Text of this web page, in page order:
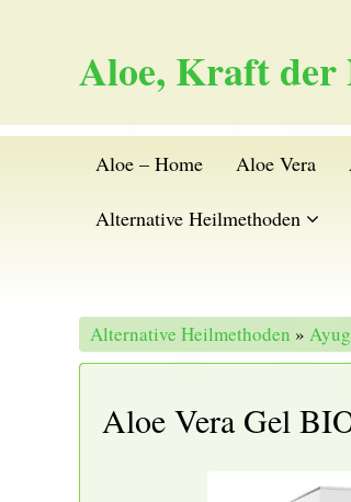
Aloe, Kraft der
Aloe – Home Aloe Vera
Alternative Heilmethoden
Alternative Heilmethoden »
Aloe Vera Gel